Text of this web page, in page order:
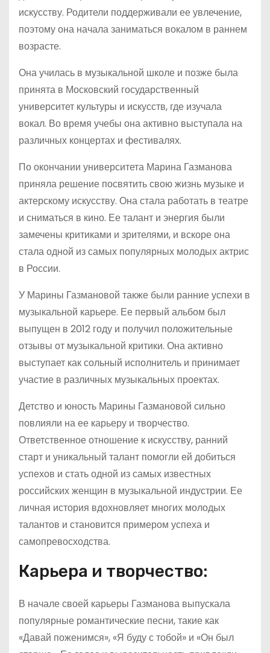
искусству. Родители поддерживали ее увлечение,
поэтому она начала заниматься вокалом в раннем
возрасте.
Она училась в музыкальной школе и позже была
принята в Московский государственный
университет культуры и искусств, где изучала
вокал. Во время учебы она активно выступала на
различных концертах и фестивалях.
По окончании университета Марина Газманова
приняла решение посвятить свою жизнь музыке и
актерскому искусству. Она стала работать в театре
и сниматься в кино. Ее талант и энергия были
замечены критиками и зрителями, и вскоре она
стала одной из самых популярных молодых актрис
в России.
У Марины Газмановой также были ранние успехи в
музыкальной карьере. Ее первый альбом был
выпущен в 2012 году и получил положительные
отзывы от музыкальной критики. Она активно
выступает как сольный исполнитель и принимает
участие в различных музыкальных проектах.
Детство и юность Марины Газмановой сильно
повлияли на ее карьеру и творчество.
Ответственное отношение к искусству, ранний
старт и уникальный талант помогли ей добиться
успехов и стать одной из самых известных
российских женщин в музыкальной индустрии. Ее
личная история вдохновляет многих молодых
талантов и становится примером успеха и
самопревосходства.
Карьера и творчество:
В начале своей карьеры Газманова выпускала
популярные романтические песни, такие как
«Давай поженимся», «Я буду с тобой» и «Он был